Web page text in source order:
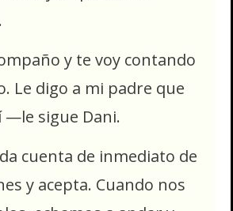
y te voy contando
Le digo a mi padre que
—le sigue Dani.
cuenta de inmediato de
y acepta. Cuando nos